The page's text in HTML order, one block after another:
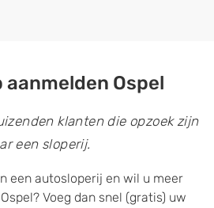
Ospel
klanten die opzoek zijn
een sloperij.
een autosloperij en wil u meer
Voeg dan snel (gratis) uw